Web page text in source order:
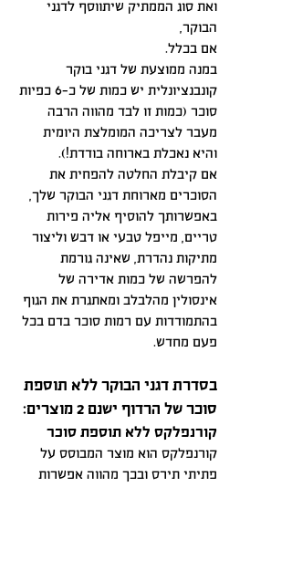
ואת סוג הממתיק שיתווסף לדגני
הבוקר,
אם בכלל.
במנה ממוצעת של דגני בוקר
קונבנציונלית יש כמות של כ-6 כפיות
סוכר (כמות זו לבד מהווה הרבה
מעבר לצריכה המומלצת היומית
והיא נאכלת בארוחה בודדת!).
אם קיבלת החלטה להפחית את
הסוכרים מארוחת דגני הבוקר שלך,
באפשרותך להוסיף אליה פירות
טריים, מייפל טבעי או דבש וליצור
מתיקות נהדרת, שאינה גורמת
להפרשה של כמות אדירה של
אינסולין מהלבלב ומאתגרת את הגוף
בהתמודדות עם רמות סוכר בדם בכל
פעם מחדש.
בסדרת דגני הבוקר ללא תוספת
סוכר של הרדוף ישנם 2 מוצרים:
קורנפלקס ללא תוספת סוכר
קורנפלקס הוא מוצר המבוסס על
פתיתי תירס ובכך מהווה אפשרות